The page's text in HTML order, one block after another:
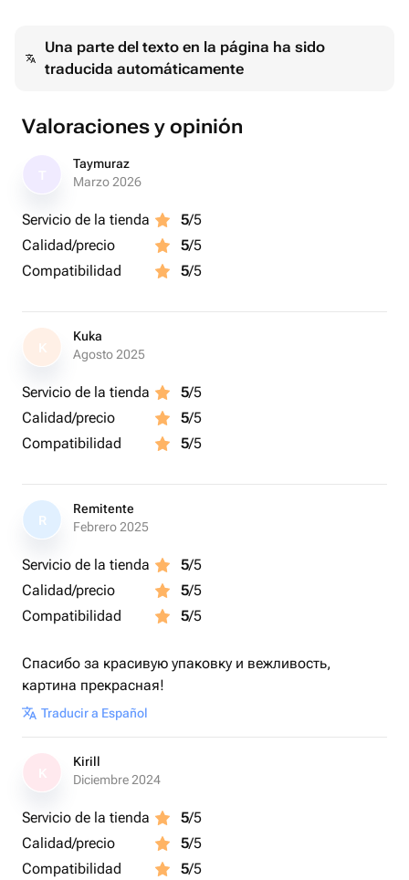
Материалы: холст на подрамнике,масло, лак,подвес.
Размер:17 х 19 см.
Una parte del texto en la página ha sido
traducida automáticamente
Valoraciones y opinión
Taymuraz
Marzo 2026
Servicio de la tienda 5/5
Calidad/precio
5/5
Compatibilidad
5/5
K
Kuka
Agosto 2025
Servicio de la tienda 5/5
Calidad/precio
5/5
Compatibilidad
5/5
R
Remitente
Febrero 2025
Servicio de la tienda 5/5
Calidad/precio
5/5
Compatibilidad
5/5
Спасибо за красивую упаковку и вежливость,
картина прекрасная!
Traducir a Español
Kirill
Diciembre 2024
Servicio de la tienda 5/5
Calidad/precio
5/5
Compatibilidad
5/5